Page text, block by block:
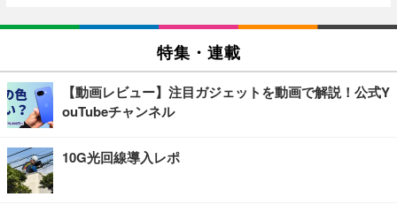
特集・連載
【動画レビュー】注目ガジェットを動画で解説！公式Y
ouTubeチャンネル
10G光回線導入レポ